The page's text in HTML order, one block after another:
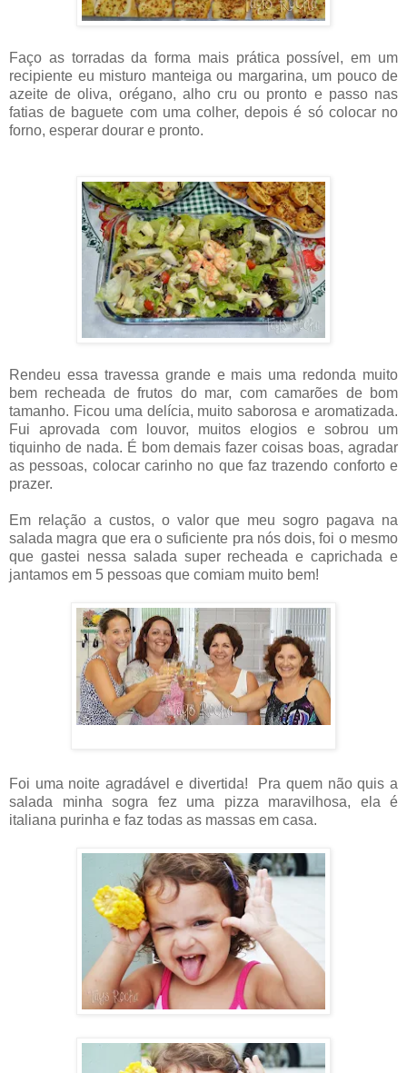
Faço as torradas da forma mais prática possível, em um
recipiente eu misturo manteiga ou margarina, um pouco de
azeite de oliva, orégano, alho cru ou pronto e passo nas
fatias de baguete com uma colher, depois é só colocar no
forno, esperar dourar e pronto.
Rendeu essa travessa grande e mais uma redonda muito
bem recheada de frutos do mar, com camarões de bom
tamanho. Ficou uma delícia, muito saborosa e aromatizada.
Fui aprovada com louvor, muitos elogios e sobrou um
tiquinho de nada. É bom demais fazer coisas boas, agradar
as pessoas, colocar carinho no que faz trazendo conforto e
prazer.
Em relação a custos, o valor que meu sogro pagava na
salada magra que era o suficiente pra nós dois, foi o mesmo
que gastei nessa salada super recheada e caprichada e
jantamos em 5 pessoas que comiam muito bem!
Foi uma noite agradável e divertida! Pra quem não quis a
salada minha sogra fez uma pizza maravilhosa, ela é
italiana purinha e faz todas as massas em casa.